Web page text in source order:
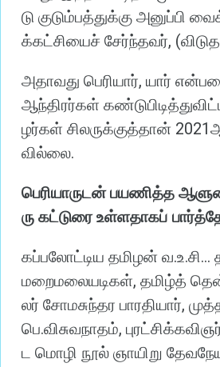
டு குடும்பத்துக்கு அனுப்பி
க்கட்சியைச் சேர்ந்தவர், (
அதாவது பெரியார், யார்
ஆந்திரர்கள்
ழர்கள் சிலருக்குத்தான் 2021
வில்லை.
பெரியாருடன் பயணித்த
ரு கட்டுரை உள்ளதாகப்
கப்பலோட்டிய தமிழன் வ.உ.சி...
மறைமலையடிகள், தமிழ்த்
லர் சோமசுந்தர பாரதியார்,
பெ.விசுவநாதம்,
ட
மொழி நூல் ஞாயிறு